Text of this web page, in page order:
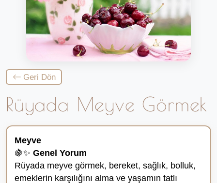
Geri Dön
Rüyada Meyve Görmek
Meyve
🍇✨ Genel Yorum
Rüyada meyve görmek, bereket, sağlık, bolluk,
emeklerin karşılığını alma ve yaşamın tatlı